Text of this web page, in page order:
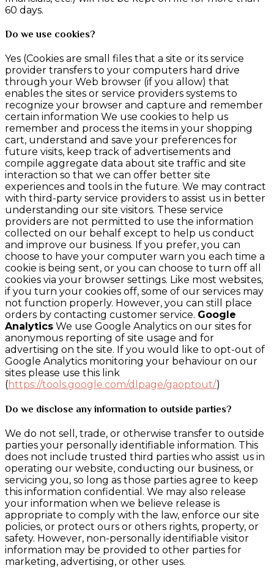
60 days.
Do we use cookies?
Yes (Cookies are small files that a site or its service
provider transfers to your computers hard drive
through your Web browser (if you allow) that
enables the sites or service providers systems to
recognize your browser and capture and remember
certain information We use cookies to help us
remember and process the items in your shopping
cart, understand and save your preferences for
future visits, keep track of advertisements and
compile aggregate data about site traffic and site
interaction so that we can offer better site
experiences and tools in the future. We may contract
with third-party service providers to assist us in better
understanding our site visitors. These service
providers are not permitted to use the information
collected on our behalf except to help us conduct
and improve our business. If you prefer, you can
choose to have your computer warn you each time a
cookie is being sent, or you can choose to turn off all
cookies via your browser settings. Like most websites,
if you turn your cookies off, some of our services may
not function properly. However, you can still place
orders by contacting customer service. Google
Analytics We use Google Analytics on our sites for
anonymous reporting of site usage and for
advertising on the site. If you would like to opt-out of
Google Analytics monitoring your behaviour on our
sites please use this link
(https://tools.google.com/dlpage/gaoptout/)
Do we disclose any information to outside parties?
We do not sell, trade, or otherwise transfer to outside
parties your personally identifiable information. This
does not include trusted third parties who assist us in
operating our website, conducting our business, or
servicing you, so long as those parties agree to keep
this information confidential. We may also release
your information when we believe release is
appropriate to comply with the law, enforce our site
policies, or protect ours or others rights, property, or
safety. However, non-personally identifiable visitor
information may be provided to other parties for
marketing, advertising, or other uses.